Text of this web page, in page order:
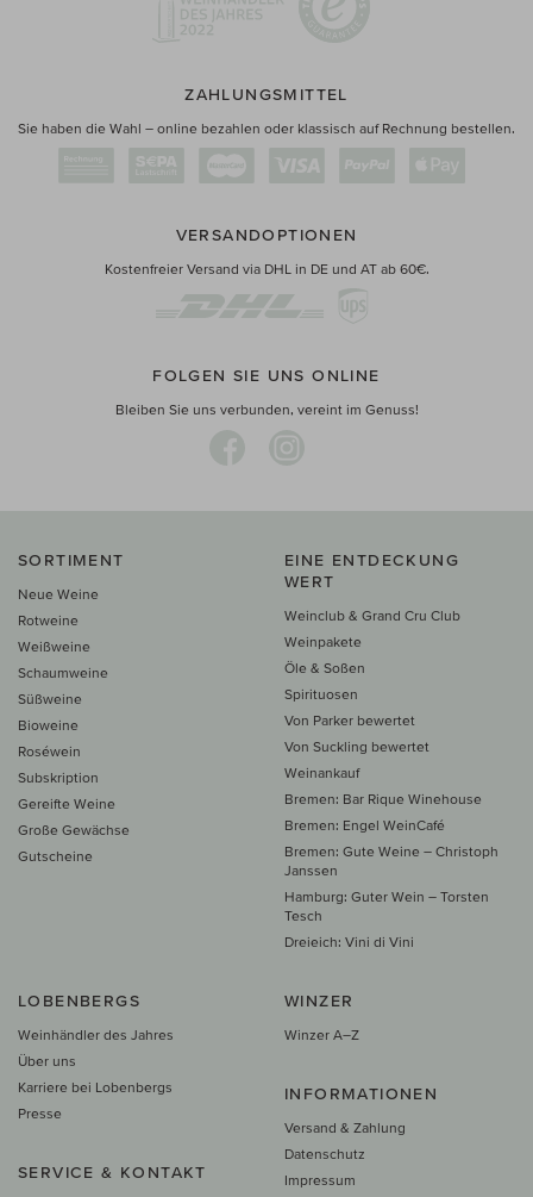
ZAHLUNGSMITTEL
Sie haben die Wahl – online bezahlen oder klassisch auf Rechnung bestellen.
VERSANDOPTIONEN
Kostenfreier Versand via DHL in DE und AT ab 60€.
FOLGEN SIE UNS ONLINE
Bleiben Sie uns verbunden, vereint im Genuss!
SORTIMENT
Neue Weine
Rotweine
Weißweine
Schaumweine
Süßweine
Bioweine
Roséwein
Subskription
Gereifte Weine
Große Gewächse
Gutscheine
EINE ENTDECKUNG
WERT
Weinclub & Grand Cru Club
Weinpakete
Öle & Soßen
Spirituosen
Von Parker bewertet
Von Suckling bewertet
Weinankauf
Bremen: Bar Rique Winehouse
Bremen: Engel WeinCafé
Bremen: Gute Weine – Christoph
Janssen
Hamburg: Guter Wein – Torsten
Tesch
Dreieich: Vini di Vini
LOBENBERGS
Weinhändler des Jahres
Über uns
Karriere bei Lobenbergs
Presse
SERVICE & KONTAKT
WINZER
Winzer A–Z
INFORMATIONEN
Versand & Zahlung
Datenschutz
Impressum